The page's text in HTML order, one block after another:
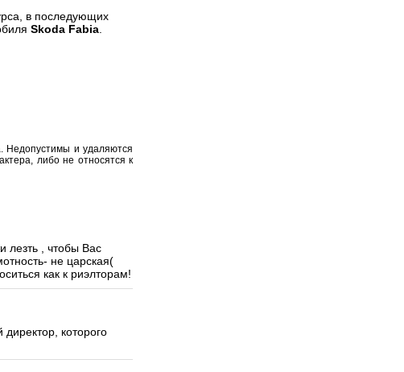
в последующих
Skoda Fabia.
Недопустимы и удаляются
либо не относятся к
лезть , чтобы Вас
не царская(
как к риэлторам!
которого